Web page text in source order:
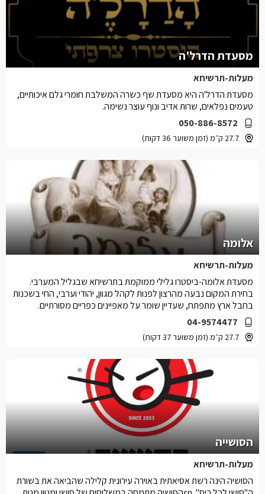
מסעדת הדרל'ה
מעלות-תרשיחא
050-886-8572
27.7 ק״מ (זמן משוער 36 דקות)
מסעדת הדרל'ה היא מסעדת שף כשרה המשלבת חומרי גלם איכותיים,
טעמים נפלאים, שרות אדיב ונוף עוצר נשימה.
אלומה
מעלות-תרשיחא
04-9574477
27.7 ק״מ (זמן משוער 37 דקות)
מסעדת אלומה-ביסטרו גלילי ממוקמת בתרשיחא שבגליל המערבי.
בחירת המקום נבעה מהרצון לפנות לקהל מגוון, יהודי וערבי, החי בשכנות
בחבל ארץ מתפתח, שעדיין שומר על מאפיינים כפריים מסורתיים.
הסושייה
מעלות-תרשיחא
הסושיה הינה רשת אסיאתית באוירה עירונית קלילה שהביאה את בשורת